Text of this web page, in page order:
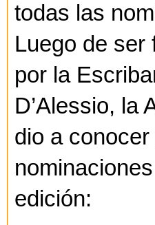
todas las
Luego de ser
por la
D’Alessio, la
dio a conocer
edición: